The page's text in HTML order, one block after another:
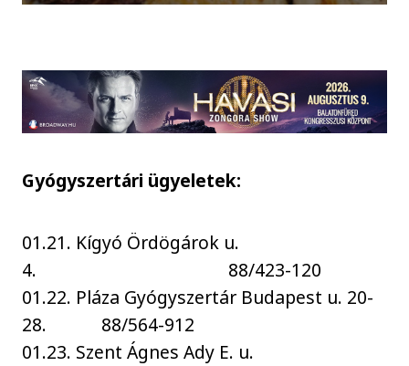
Gyógyszertári ügyeletek:
01.21. Kígyó Ördögárok u.
4. 88/423-120
01.22. Pláza Gyógyszertár Budapest u. 20-
28. 88/564-912
01.23. Szent Ágnes Ady E. u.